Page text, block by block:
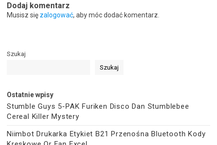
Dodaj komentarz
Musisz się zalogować, aby móc dodać komentarz.
Szukaj
Szukaj
Ostatnie wpisy
Stumble Guys 5-PAK Furiken Disco Dan Stumblebee
Cereal Killer Mystery
Niimbot Drukarka Etykiet B21 Przenośna Bluetooth Kody